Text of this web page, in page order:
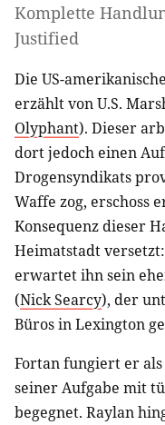
Komplette
Justified
Die US-
erzählt von U.S.
Olyphant). Dieser
dort jedoch einen
Drogensyndikats
Waffe zog, erschoss
Konsequenz dieser
Heimatstadt
erwartet ihn sein
(Nick Searcy), der
Büros in Lexington
Fortan fungiert er
seiner Aufgabe mit
begegnet. Raylan